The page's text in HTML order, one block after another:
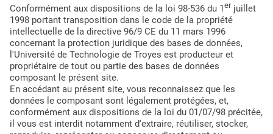
Conformément aux dispositions de la loi 98-536 du 1 er juillet
1998 portant transposition dans le code de la propriété
intellectuelle de la directive 96/9 CE du 11 mars 1996
concernant la protection juridique des bases de données,
l'Université de Technologie de Troyes est producteur et
propriétaire de tout ou partie des bases de données
composant le présent site.
En accédant au présent site, vous reconnaissez que les
données le composant sont légalement protégées, et,
conformément aux dispositions de la loi du 01/07/98 précitée,
il vous est interdit notamment d'extraire, réutiliser, stocker,